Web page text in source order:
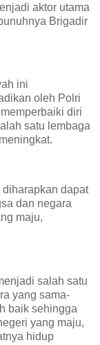
aktor utama
Brigadir
ini
oleh Polri
diri
satu lembaga
dapat
dan negara
maju,
salah satu
yang sama-
baik sehingga
yang maju,
hidup